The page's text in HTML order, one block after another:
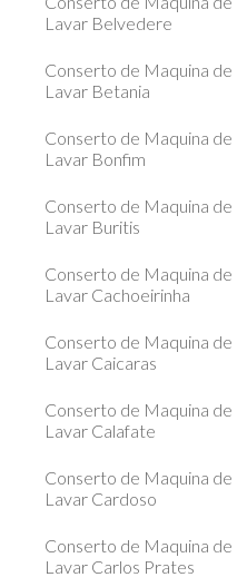
Lavar Belvedere
Conserto de Maquina de
Lavar Betania
Conserto de Maquina de
Lavar Bonfim
Conserto de Maquina de
Lavar Buritis
Conserto de Maquina de
Lavar Cachoeirinha
Conserto de Maquina de
Lavar Caicaras
Conserto de Maquina de
Lavar Calafate
Conserto de Maquina de
Lavar Cardoso
Conserto de Maquina de
Lavar Carlos Prates